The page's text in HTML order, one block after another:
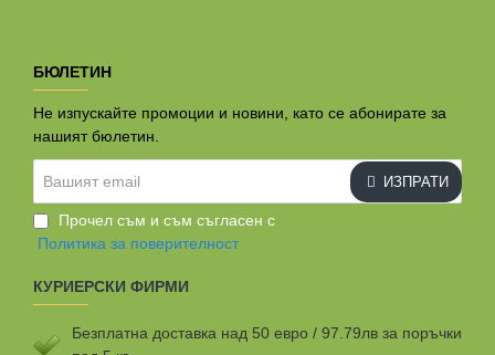
БЮЛЕТИН
Не изпускайте промоции и новини, като се абонирате за
нашият бюлетин.
email
ИЗПРАТИ
Прочел съм и съм съгласен с
Политика за поверителност
КУРИЕРСКИ ФИРМИ
Безплатна доставка над 50 евро / 97.79лв за поръчки